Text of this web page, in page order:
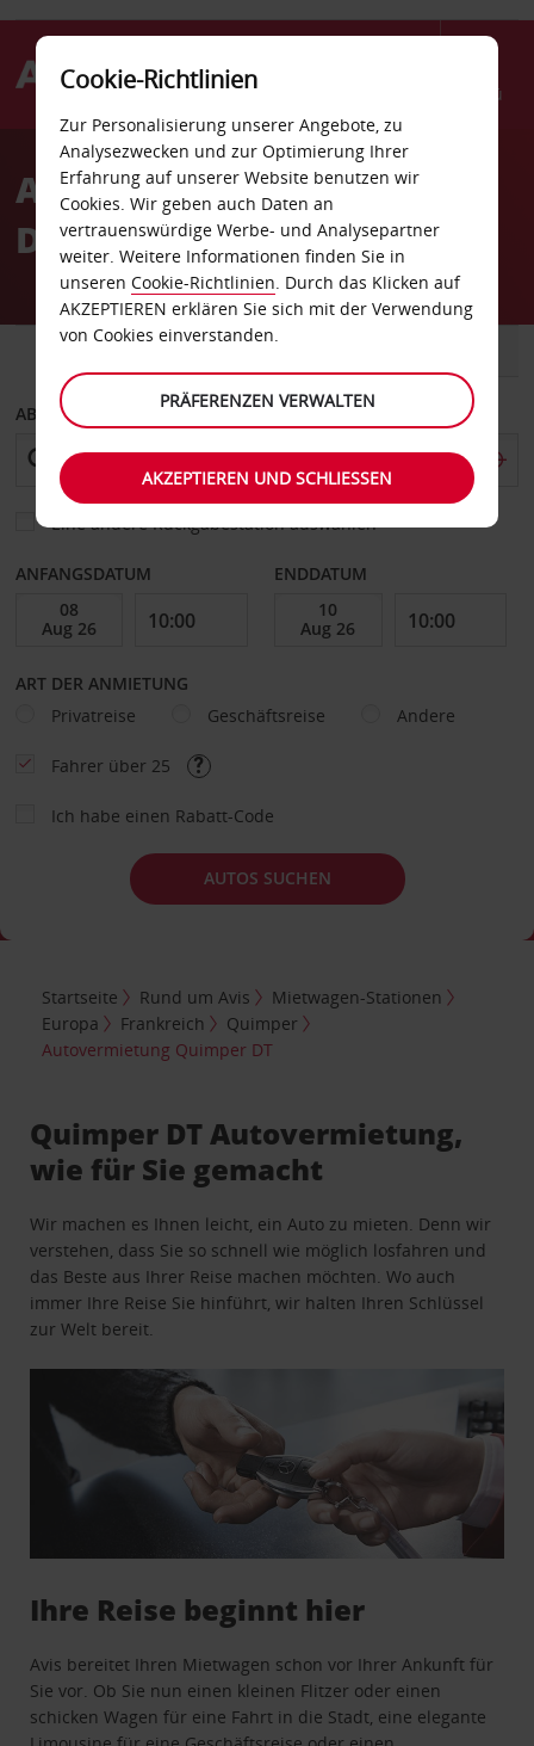
Menü
AvisAutovermietung Quimper
DT
ABHOLEN VON
Eine andere Rückgabestation auswählen
ANFANGSDATUM ENDDATUM
ART DER ANMIETUNG
Privatreise
Geschäftsreise Andere
Fahrer über 25
Ich habe einen Rabatt-Code
AUTOS SUCHEN
Startseite Rund um Avis
Mietwagen-Stationen
Europa
Frankreich
Quimper
Autovermietung Quimper DT
Quimper DT Autovermietung,
wie für Sie gemacht
Wir machen es Ihnen leicht, ein Auto zu mieten. Denn wir
verstehen, dass Sie so schnell wie möglich losfahren und
das Beste aus Ihrer Reise machen möchten. Wo auch
immer Ihre Reise Sie hinführt, wir halten Ihren Schlüssel
zur Welt bereit.
Ihre Reise beginnt hier
Avis bereitet Ihren Mietwagen schon vor Ihrer Ankunft für
Sie vor. Ob Sie nun einen kleinen Flitzer oder einen
schicken Wagen für eine Fahrt in die Stadt, eine elegante
Cookie-Richtlinien
Zur Personalisierung unserer Angebote, zu
Analysezwecken und zur Optimierung Ihrer
Erfahrung auf unserer Website benutzen wir
Cookies. Wir geben auch Daten an
vertrauenswürdige Werbe- und Analysepartner
weiter. Weitere Informationen finden Sie in
unseren Cookie-Richtlinien. Durch das Klicken auf
AKZEPTIEREN erklären Sie sich mit der Verwendung
von Cookies einverstanden.
PRÄFERENZEN VERWALTEN
AKZEPTIEREN UND SCHLIESSEN